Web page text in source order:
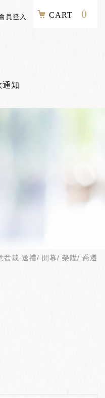
員登入 CART 0
通知
盆栽 送禮/ 開幕/ 榮陞/ 喬遷